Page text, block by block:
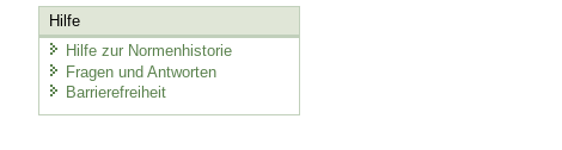
Hilfe
Hilfe zur Normenhistorie
Fragen und Antworten
Barrierefreiheit